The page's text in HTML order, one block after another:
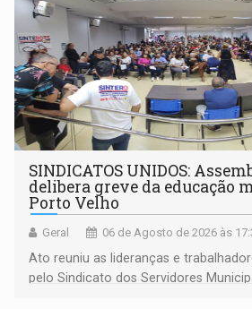
SINDICATOS UNIDOS:
delibera greve da educação
Porto Velho
Geral 06 de Agosto de 2026 às
Ato reuniu as lideranças e
pelo Sindicato dos Servidores